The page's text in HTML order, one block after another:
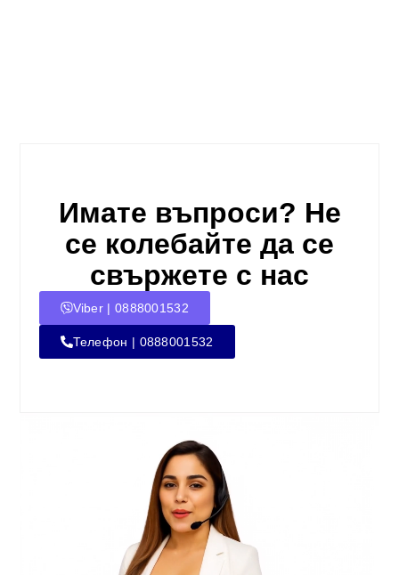
Имате въпроси? Не
се колебайте да се
свържете с нас
Viber | 0888001532
Телефон | 0888001532